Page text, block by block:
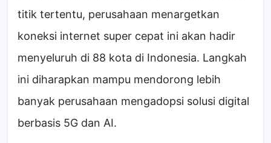
titik tertentu, perusahaan menargetkan
koneksi internet super cepat ini akan hadir
menyeluruh di 88 kota di Indonesia. Langkah
ini diharapkan mampu mendorong lebih
banyak perusahaan mengadopsi solusi digital
berbasis 5G dan AI.